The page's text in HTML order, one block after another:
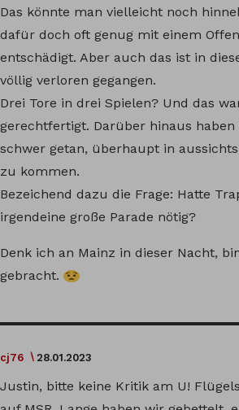
Das könnte man vielleicht noch
dafür doch oft genug mit einem
entschädigt. Aber auch das ist in
völlig verloren gegangen.
Drei Tore in drei Spielen? Und das
gerechtfertigt. Darüber hinaus
schwer getan, überhaupt in
zu kommen.
Bezeichend dazu die Frage: Hatte
irgendeine große Parade nötig?
Denk ich an Mainz in dieser Nacht,
gebracht.
cj76 28.01.2023
Justin, bitte keine Kritik am U!